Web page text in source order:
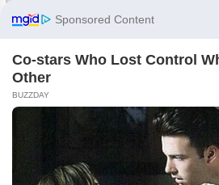
Следете нè на Фејсбук за да сте